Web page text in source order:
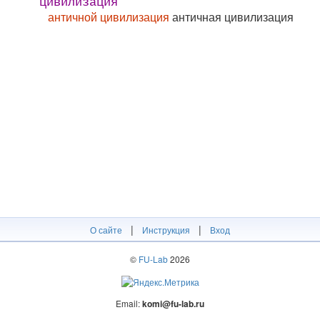
античной цивилизация античная цивилизация
О сайте | Инструкция | Вход
© FU-Lab2026
Email:komi@fu-lab.ru